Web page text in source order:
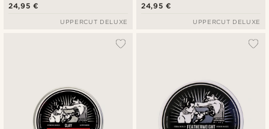
24,95 €
UPPERCUT DELUXE
24,95 €
UPPERCUT DELUXE